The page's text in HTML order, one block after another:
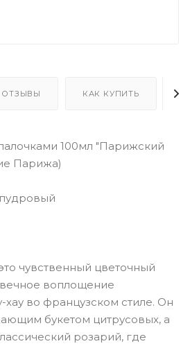
ОТЗЫВЫ КАК КУПИТЬ
100мл "Парижский
Парижа)
чувственный цветочный
воплощение
во французском стиле. Он
букетом цитрусовых, а
розарий, где